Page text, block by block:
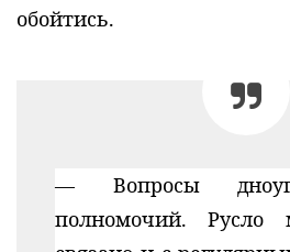
обойтись.
— Вопросы
полномочий. Русло